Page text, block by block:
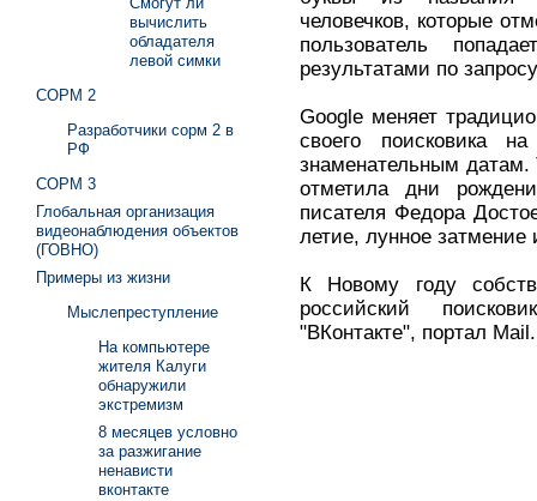
человечков, которые
пользователь
результатами по
Google меняет
своего поисковика
знаменательным датам.
отметила дни
писателя Федора
летие, лунное
К Новому году
российский
"ВКонтакте", портал
вычислить
обладателя
левой симки
СОРМ 2
Разработчики сорм 2 в
РФ
СОРМ 3
Глобальная организация
видеонаблюдения объектов
(ГОВНО)
Примеры из жизни
Мыслепреступление
На компьютере
жителя Калуги
обнаружили
экстремизм
8 месяцев условно
за разжигание
ненависти
вконтакте